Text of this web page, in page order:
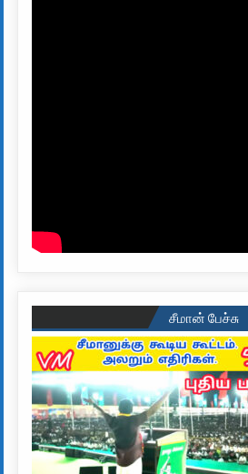
சீமான் பேச்சு